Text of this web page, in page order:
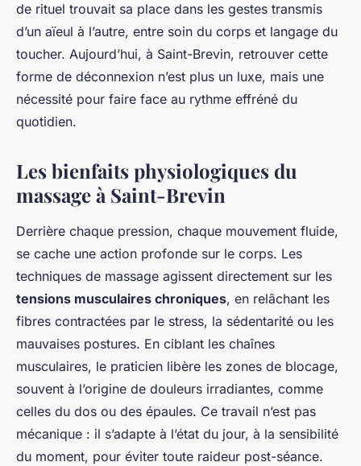
de rituel trouvait sa place dans les gestes transmis
d’un aïeul à l’autre, entre soin du corps et langage du
toucher. Aujourd’hui, à Saint-Brevin, retrouver cette
forme de déconnexion n’est plus un luxe, mais une
nécessité pour faire face au rythme effréné du
quotidien.
Les bienfaits physiologiques du
massage à Saint-Brevin
Derrière chaque pression, chaque mouvement fluide,
se cache une action profonde sur le corps. Les
techniques de massage agissent directement sur les
tensions musculaires chroniques, en relâchant les
fibres contractées par le stress, la sédentarité ou les
mauvaises postures. En ciblant les chaînes
musculaires, le praticien libère les zones de blocage,
souvent à l’origine de douleurs irradiantes, comme
celles du dos ou des épaules. Ce travail n’est pas
mécanique : il s’adapte à l’état du jour, à la sensibilité
du moment, pour éviter toute raideur post-séance.